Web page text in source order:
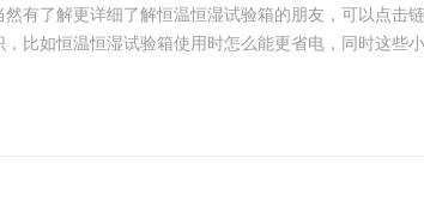
有了解更详细了解恒温恒湿试验箱的朋友，可以点击
比如恒温恒湿试验箱使用时怎么能更省电，同时这些